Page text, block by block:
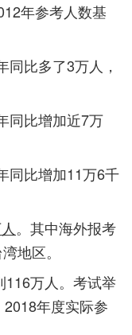
年参考人数基
比多了3万人，
同比增加近7万
同比增加11万6千
。其中海外报考
地区。
116万人。考试举
年度实际参